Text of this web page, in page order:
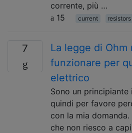
corrente, più …
15
current resistors
7
La legge di Ohm
funzionare per
elettrico
Sono un principiante
quindi per favore
con la mia
che non riesco a